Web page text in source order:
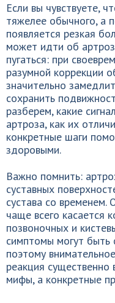
Если вы чувствуете,
тяжелее обычного, а
появляется резкая
может идти об
пугаться: при
разумной коррекции
значительно
сохранить
разберем, какие
артроза, как их
конкретные шаги
здоровыми.
Важно помнить:
суставных
сустава со временем.
чаще всего касается
позвоночных и
симптомы могут быть
поэтому
реакция
мифы, а конкретные